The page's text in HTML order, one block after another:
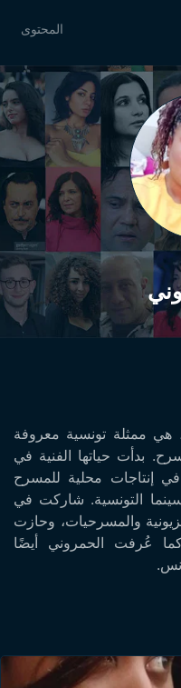
المحتوى
ممثلة تونسية معروفة
بدأت حياتها الفنية في
إنتاجات محلية للمسرح
التونسية. شاركت في
والمسرحيات، وحازت
عُرفت الحمروني أيضًا